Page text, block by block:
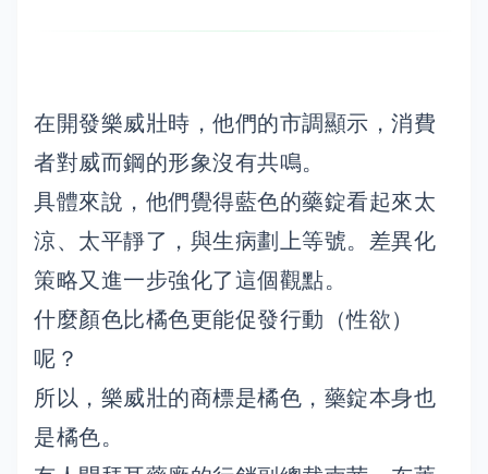
在開發樂威壯時，他們的市調顯示，消費
者對威而鋼的形象沒有共鳴。
具體來說，他們覺得藍色的藥錠看起來太
涼、太平靜了，與生病劃上等號。差異化
策略又進一步強化了這個觀點。
什麼顏色比橘色更能促發行動（性欲）
呢？
所以，樂威壯的商標是橘色，藥錠本身也
是橘色。